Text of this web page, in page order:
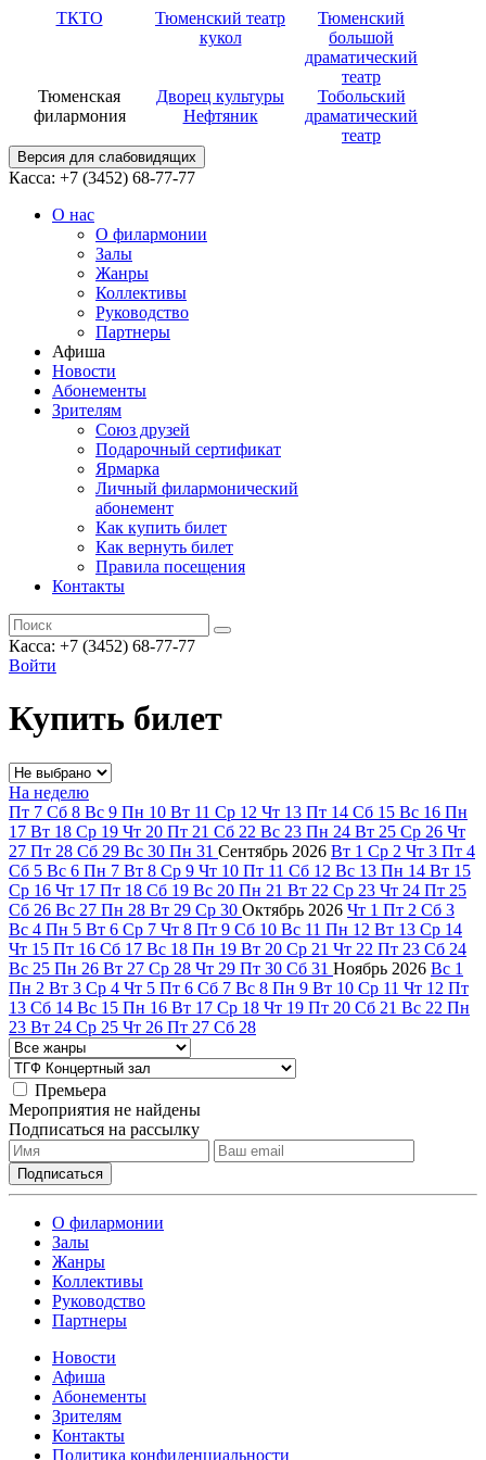
ТКТО
Тюменский театр
кукол
Тюменский
большой
драматический
театр
Тюменская
филармония
Дворец культуры
Нефтяник
Тобольский
драматический
театр
Версия для слабовидящих
Касса: +7 (3452) 68-77-77
О нас
О филармонии
Залы
Жанры
Коллективы
Руководство
Партнеры
Афиша
Новости
Абонементы
Зрителям
Союз друзей
Подарочный сертификат
Ярмарка
Личный филармонический
абонемент
Как купить билет
Как вернуть билет
Правила посещения
Контакты
Касса: +7 (3452) 68-77-77
Войти
Купить билет
На неделю
Пт 7 Сб 8 Вс 9 Пн 10 Вт 11 Ср 12 Чт 13 Пт 14 Сб 15 Вс 16 Пн
17 Вт 18 Ср 19 Чт 20 Пт 21 Сб 22 Вс 23 Пн 24 Вт 25 Ср 26 Чт
27 Пт 28 Сб 29 Вс 30 Пн 31 Сентябрь 2026 Вт 1 Ср 2 Чт 3 Пт 4
Сб 5 Вс 6 Пн 7 Вт 8 Ср 9 Чт 10 Пт 11 Сб 12 Вс 13 Пн 14 Вт 15
Ср 16 Чт 17 Пт 18 Сб 19 Вс 20 Пн 21 Вт 22 Ср 23 Чт 24 Пт 25
Сб 26 Вс 27 Пн 28 Вт 29 Ср 30 Октябрь 2026 Чт 1 Пт 2 Сб 3
Вс 4 Пн 5 Вт 6 Ср 7 Чт 8 Пт 9 Сб 10 Вс 11 Пн 12 Вт 13 Ср 14
Чт 15 Пт 16 Сб 17 Вс 18 Пн 19 Вт 20 Ср 21 Чт 22 Пт 23 Сб 24
Вс 25 Пн 26 Вт 27 Ср 28 Чт 29 Пт 30 Сб 31 Ноябрь 2026 Вс 1
Пн 2 Вт 3 Ср 4 Чт 5 Пт 6 Сб 7 Вс 8 Пн 9 Вт 10 Ср 11 Чт 12 Пт
13 Сб 14 Вс 15 Пн 16 Вт 17 Ср 18 Чт 19 Пт 20 Сб 21 Вс 22 Пн
23 Вт 24 Ср 25 Чт 26 Пт 27 Сб 28
Премьера
Мероприятия не найдены
Подписаться на рассылку
О филармонии
Залы
Жанры
Коллективы
Руководство
Партнеры
Новости
Афиша
Абонементы
Зрителям
Контакты
Политика конфиденциальности